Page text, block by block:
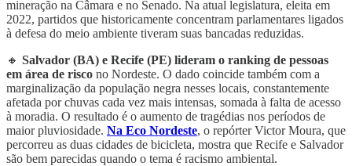
mineração na Câmara e no Senado. Na atual legislatura, eleita em
2022, partidos que historicamente concentram parlamentares ligados
à defesa do meio ambiente tiveram suas bancadas reduzidas.
🔸 Salvador (BA) e Recife (PE) lideram o ranking de pessoas
em área de risco no Nordeste. O dado coincide também com a
marginalização da população negra nesses locais, constantemente
afetada por chuvas cada vez mais intensas, somada à falta de acesso
à moradia. O resultado é o aumento de tragédias nos períodos de
maior pluviosidade. Na Eco Nordeste, o repórter Victor Moura, que
percorreu as duas cidades de bicicleta, mostra que Recife e Salvador
são bem parecidas quando o tema é racismo ambiental.